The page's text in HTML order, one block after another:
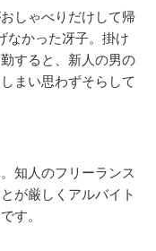
しゃべりだけして帰
なかった冴子。掛け
すると、新人の男の
まい思わずそらして
知人のフリーランス
が厳しくアルバイト
す。